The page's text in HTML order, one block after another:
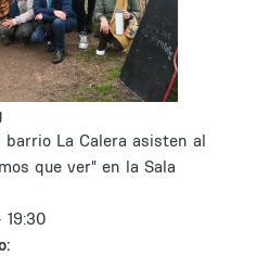
barrio La Calera asisten al
que ver" en la Sala